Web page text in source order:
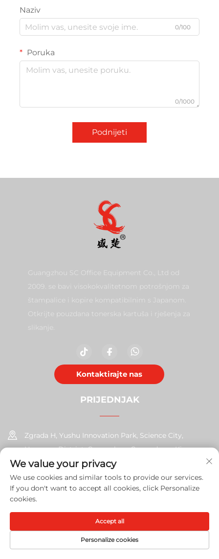
Naziv
0/100
Poruka
0/1000
Podnijeti
Guangzhou SC Office Equipment Co., Ltd od
2009. se bavi visokokvalitetnom potrošnjom za
štampalice i kopire kompatibilnim s Japanom.
Otkrijte pouzdana tonerska kartuša i rješenja za
slikanje.
Kontaktirajte nas
PRIJEDNJAK
Zgrada H, Yushu Innovation Park, Science City,
Huangpu District, Guangzhou, Guangdong, Kina
+86-17585526413
[email protected]
Copyright © 2026 Guangzhou Xinshengchu Uredska oprema
Co., Ltd. U redu. Politika privatnosti
We value your privacy
We use cookies and similar tools to provide our services.
If you don't want to accept all cookies, click Personalize
cookies.
Personalize cookies
Accept all